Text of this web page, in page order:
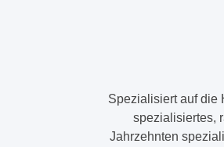
Spezialisiert auf die
spezialisiertes,
Jahrzehnten